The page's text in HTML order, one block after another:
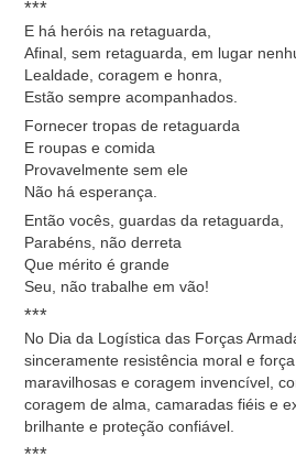
***
E há heróis na retaguarda,
Afinal, sem retaguarda, em lugar
Lealdade, coragem e honra,
Estão sempre acompanhados.
Fornecer tropas de retaguarda
E roupas e comida
Provavelmente sem ele
Não há esperança.
Então vocês, guardas da retaguarda,
Parabéns, não derreta
Que mérito é grande
Seu, não trabalhe em vão!
***
No Dia da Logística das Forças
sinceramente resistência moral e
maravilhosas e coragem invencível,
coragem de alma, camaradas fiéis e
brilhante e proteção confiável.
***